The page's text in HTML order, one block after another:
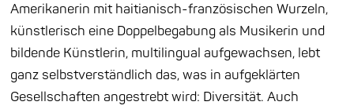
Amerikanerin mit haitianisch-französischen Wurzeln,
künstlerisch eine Doppelbegabung als Musikerin und
bildende Künstlerin, multilingual aufgewachsen, lebt
ganz selbstverständlich das, was in aufgeklärten
Gesellschaften angestrebt wird: Diversität. Auch